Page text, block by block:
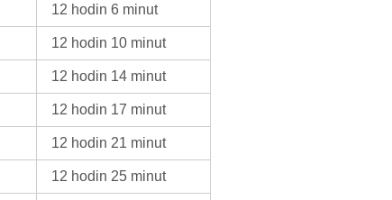
12 hodin 6 minut
12 hodin 10 minut
12 hodin 14 minut
12 hodin 17 minut
12 hodin 21 minut
12 hodin 25 minut